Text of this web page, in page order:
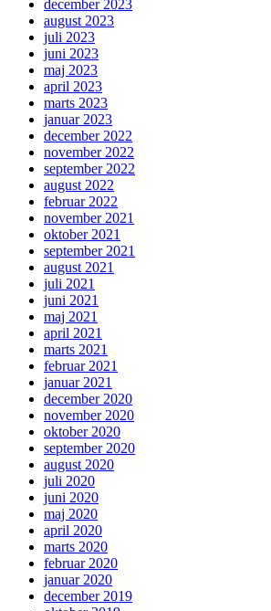
december 2023
august 2023
juli 2023
juni 2023
maj 2023
april 2023
marts 2023
januar 2023
december 2022
november 2022
september 2022
august 2022
februar 2022
november 2021
oktober 2021
september 2021
august 2021
juli 2021
juni 2021
maj 2021
april 2021
marts 2021
februar 2021
januar 2021
december 2020
november 2020
oktober 2020
september 2020
august 2020
juli 2020
juni 2020
maj 2020
april 2020
marts 2020
februar 2020
januar 2020
december 2019